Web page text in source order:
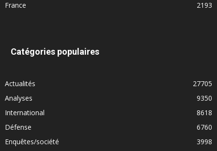
France
2193
Catégories populaires
Actualités
27705
Analyses
9350
International
8618
Défense
6760
Enquêtes/société
3998